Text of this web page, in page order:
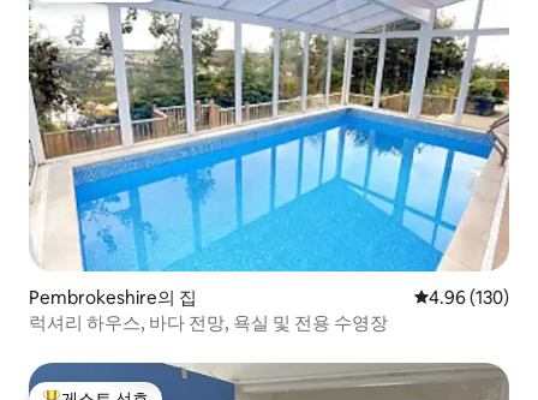
Pembrokeshire의 집 평점 4.96점(5
4.96 (130)
럭셔리 하우스, 바다 전망, 욕실 및 전용 수영장